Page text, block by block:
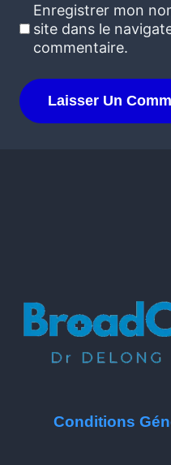
Enregistrer mon
site dans le
commentaire.
Conditions